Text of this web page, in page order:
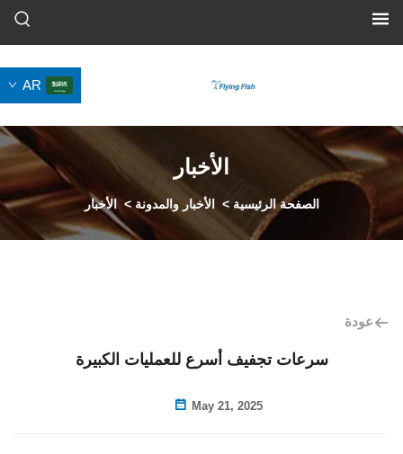
الصفحة الرئيسية >الأخبار والمدونة >الأخبار
تجفيف أسرع للعمليات الكبيرة